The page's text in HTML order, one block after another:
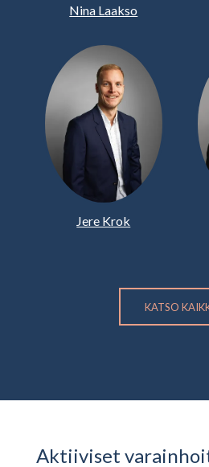
Nina Laakso
Jere Krok
KATSO
Aktiiviset